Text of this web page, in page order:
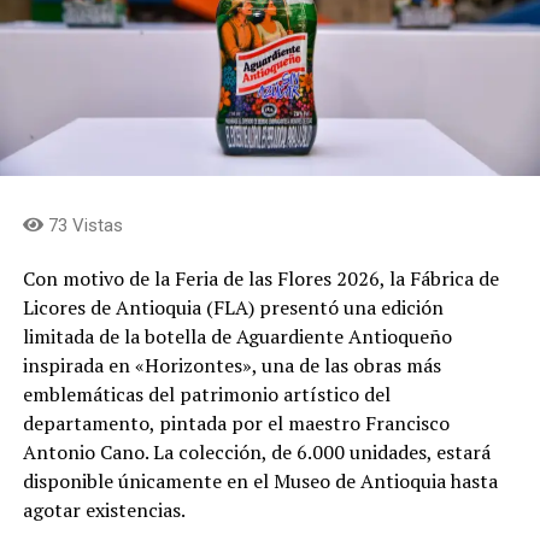
Las fincas que abren sus puertas son: El Reposo, La
Dalia, El Chagualo, La Colina y La Cumbre, donde
encontrarán a los silleteros Jhon Jaime Ramírez, Viviana
Hincapié, Jorge Iván Salazar, Mariana Salazar, Arístides
Ríos, Fredy Ríos, Luis Carlos Ríos, William Ríos, Omar
Yurani Mejía, quienes serán los guías durante el
Durante el recorrido, los visitantes podrán conocer de
cerca el proceso de elaboración de las silletas y las
historias de las familias que mantienen vivo este oficio.
Más de 30 silleteros de Envigado hacen parte de esta
tradición y llevarán sus creaciones al tradicional Desfile
de Silleteros de la Feria de las Flores de Medellín.
Además de la experiencia alrededor de las silletas, las
73 Vistas
Con motivo de la Feria de las Flores 2026, la Fábrica de
Licores de Antioquia (FLA) presentó una edición
limitada de la botella de Aguardiente Antioqueño
inspirada en «Horizontes», una de las obras más
emblemáticas del patrimonio artístico del
departamento, pintada por el maestro Francisco
Antonio Cano. La colección, de 6.000 unidades, estará
disponible únicamente en el Museo de Antioquia hasta
agotar existencias.